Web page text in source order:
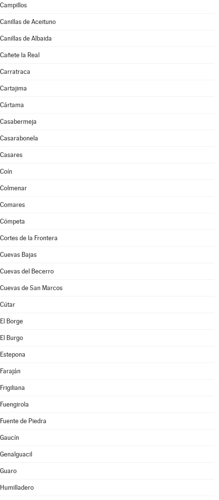
Campillos
Canillas de Aceituno
Canillas de Albaida
Cañete la Real
Carratraca
Cartajima
Cártama
Casabermeja
Casarabonela
Casares
Coín
Colmenar
Comares
Cómpeta
Cortes de la Frontera
Cuevas Bajas
Cuevas del Becerro
Cuevas de San Marcos
Cútar
El Borge
El Burgo
Estepona
Faraján
Frigiliana
Fuengirola
Fuente de Piedra
Gaucín
Genalguacil
Guaro
Humilladero